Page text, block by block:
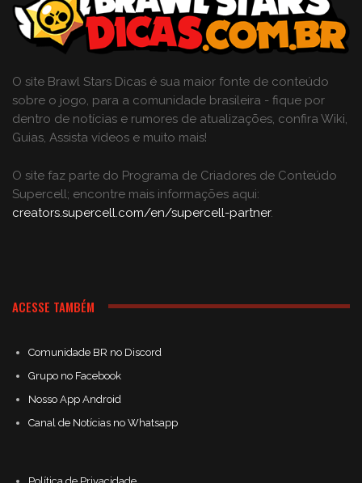
O site Brawl Stars Dicas é sua maior fonte de conteúdo
sobre o jogo, para a comunidade brasileira - fique por
dentro de notícias e rumores de atualizações, confira Wiki,
Guias, Assista vídeos e muito mais!
O site faz parte do Programa de Criadores de Conteúdo
Supercell; encontre mais informações aqui:
creators.supercell.com/en/supercell-partner.
ACESSE TAMBÉM
Comunidade BR no Discord
Grupo no Facebook
Nosso App Android
Canal de Notícias no Whatsapp